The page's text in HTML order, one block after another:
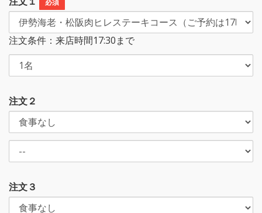
必須
注文条件：来店時間17:30まで
注文２
注文３